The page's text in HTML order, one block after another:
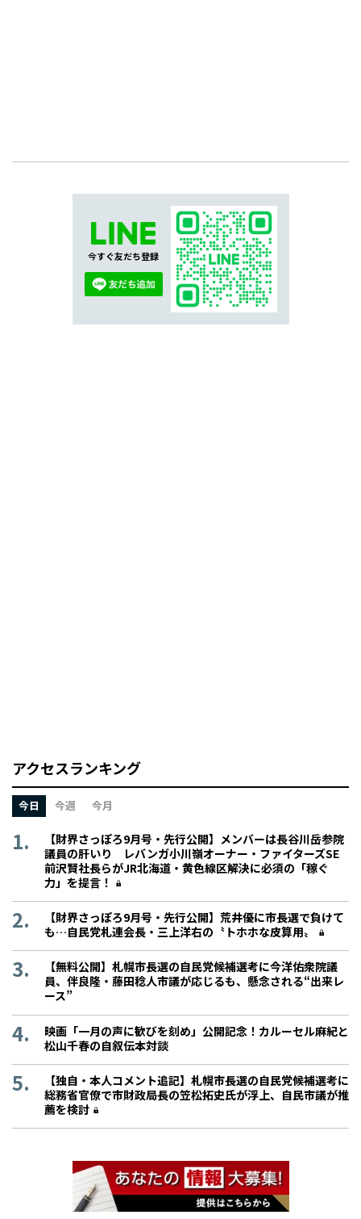
今すぐ友だち登録
アクセスランキング
今日 今週 今月
【財界さっぽろ9月号・先行公開】メンバーは長谷川岳参院
議員の肝いり レバンガ小川嶺オーナー・ファイターズSE
前沢賢社長らがJR北海道・黄色線区解決に必須の「稼ぐ
力」を提言！
【財界さっぽろ9月号・先行公開】荒井優に市長選で負けて
も…自民党札連会長・三上洋右の〝トホホな皮算用〟
【無料公開】札幌市長選の自民党候補選考に今洋佑衆院議
員、伴良隆・藤田稔人市議が応じるも、懸念される“出来レ
ース”
映画「一月の声に歓びを刻め」公開記念！カルーセル麻紀と
松山千春の自叙伝本対談
【独自・本人コメント追記】札幌市長選の自民党候補選考に
総務省官僚で市財政局長の笠松拓史氏が浮上、自民市議が推
薦を検討